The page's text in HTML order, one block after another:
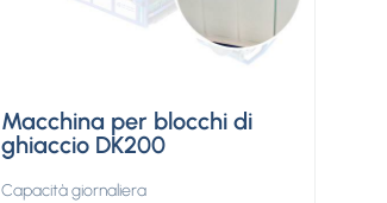
Macchina per blocchi di
ghiaccio DK200
Capacità giornaliera